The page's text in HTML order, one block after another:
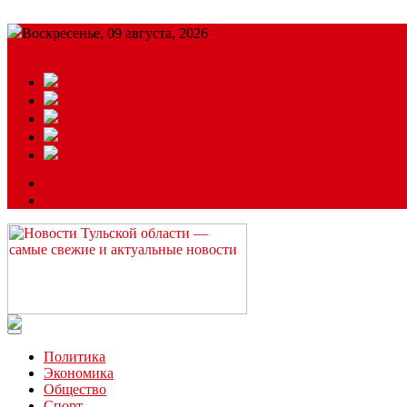
Воскресенье, 09 августа, 2026
Читайте последние новости дня в Тульской области на сайте
Политика
Экономика
Общество